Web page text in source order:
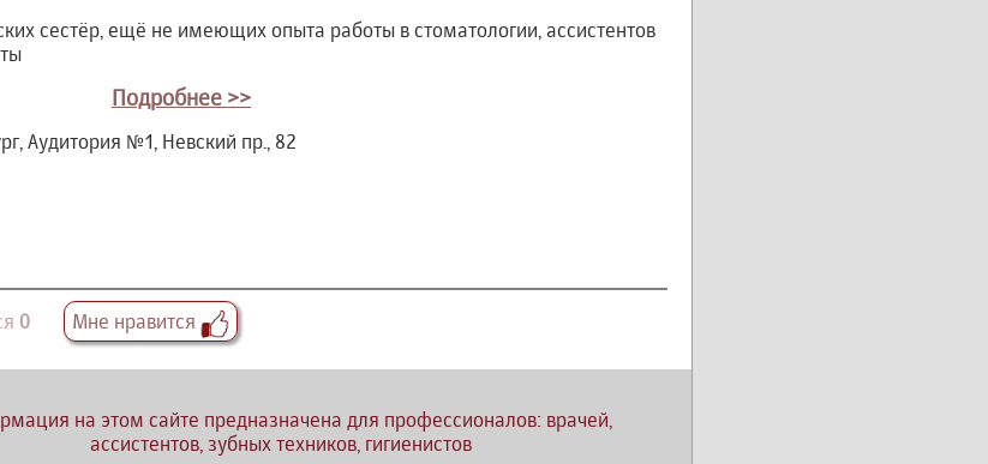
сестёр, ещё не имеющих опыта работы в стоматологии, ассистентов
Подробнее >>
Аудитория №1, Невский пр., 82
0 Мне нравится
на этом сайте предназначена для профессионалов: врачей,
ассистентов, зубных техников, гигиенистов